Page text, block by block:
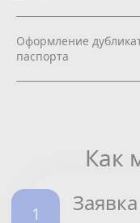
Оформление
паспорта
Как
Заявка